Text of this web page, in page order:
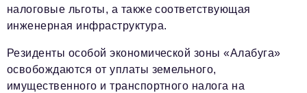
налоговые льготы, а также соответствующая
инженерная инфраструктура.
Резиденты особой экономической зоны «Алабуга»
освобождаются от уплаты земельного,
имущественного и транспортного налога на